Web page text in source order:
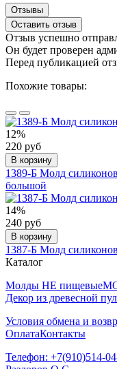
Отзывы
Оставить отзыв
Отзыв успешно
Он будет проверен
Перед публикацией
Похожие товары:
12%
220 руб
В корзину
1389-Б Молд
большой
14%
240 руб
В корзину
1387-Б Молд
Каталог
Молды НЕ пищевые
Декор из древесной
Условия обмена и
ОплатаКонтакты
Телефон: +7(910)514-